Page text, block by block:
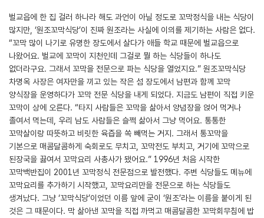
벌교읍에 한 집 걸러 하나라 해도 과언이 아닐 정도로 꼬막정식을 내는 식당이
많지만, ‘원조꼬막식당’이 진짜 원조라는 사실에 이의를 제기하는 사람은 없다.
“꼬막 많이 나기로 유명한 장도에서 살다가 애들 학교 때문에 벌교읍으로
나왔어요. 벌교에 꼬막이 지천인데 그걸로 뭘 하는 식당들이 하나도
없더라구요. 그래서 꼬막을 전문으로 파는 식당을 열었지요.” 원조꼬막식당
차명옥 사장은 여자만을 끼고 있는 작은 섬 장도에서 남편과 함께 꼬막
양식장을 운영하다가 꼬막 전문 식당을 내게 되었다. 지금도 남편이 직접 키운
꼬막이 상에 오른다. “타지 사람들은 꼬막을 삶아서 양념장을 얹어 먹거나
졸여서 먹는데, 우리 남도 사람들은 슬쩍 삶아서 그냥 먹어요. 통통한
꼬막살이랑 따뜻하고 비릿한 육즙을 쏙 빼먹는 거지. 그래서 통꼬막을
기본으로 매콤달콤하게 숙회로도 무치고, 꼬막전도 부치고, 거기에 꼬막으로
된장국을 끓여서 꼬막요리 사총사가 됐어요.” 1996년 처음 시작한
꼬막백반집이 2001년 꼬막정식 전문점으로 발전했다. 주변 식당들도 메뉴에
꼬막요리를 추가하기 시작했고, 꼬막요리만을 전문으로 하는 식당들도
생겨났다. 그냥 ‘꼬막식당’이었던 이름 앞에 굳이 ‘원조’라는 이름을 붙이게 된
것은 그 때문이다. 막 삶아낸 꼬막을 직접 까먹고 매콤달콤한 꼬막회무침에 밥